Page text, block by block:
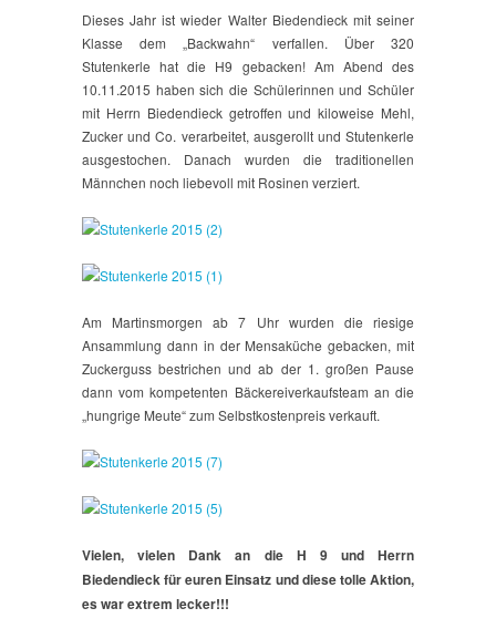
Dieses Jahr ist wieder Walter Biedendieck mit seiner
Klasse dem „Backwahn“ verfallen. Über 320
Stutenkerle hat die H9 gebacken! Am Abend des
10.11.2015 haben sich die Schülerinnen und Schüler
mit Herrn Biedendieck getroffen und kiloweise Mehl,
Zucker und Co. verarbeitet, ausgerollt und Stutenkerle
ausgestochen. Danach wurden die traditionellen
Männchen noch liebevoll mit Rosinen verziert.
Am Martinsmorgen ab 7 Uhr wurden die riesige
Ansammlung dann in der Mensaküche gebacken, mit
Zuckerguss bestrichen und ab der 1. großen Pause
dann vom kompetenten Bäckereiverkaufsteam an die
„hungrige Meute“ zum Selbstkostenpreis verkauft.
Vielen, vielen Dank an die H 9 und Herrn
Biedendieck für euren Einsatz und diese tolle Aktion,
es war extrem lecker!!!